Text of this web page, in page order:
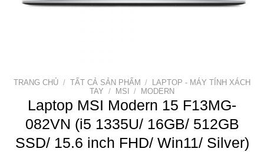
TRANG CHỦ / TẤT CẢ SẢN PHẨM /
LAPTOP - MÁY TÍNH XÁCH
TAY / MSI / MODERN
Laptop MSI Modern 15 F13MG-
082VN (i5 1335U/ 16GB/ 512GB
SSD/ 15.6 inch FHD/ Win11/ Silver)